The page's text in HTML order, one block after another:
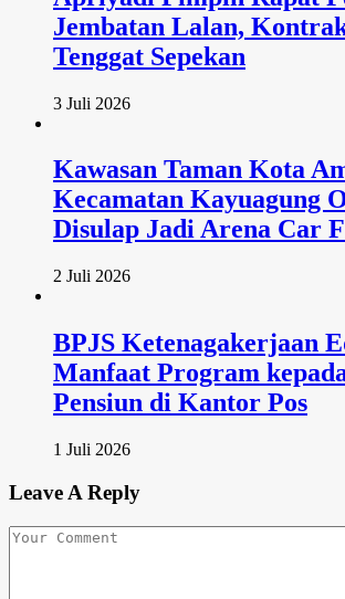
Jembatan Lalan,
Tenggat Sepekan
3 Juli 2026
Kawasan Taman Kota
Kecamatan Kayuagung
Disulap Jadi Arena Car
2 Juli 2026
BPJS Ketenagakerjaan
Manfaat Program
Pensiun di Kantor Pos
1 Juli 2026
Leave A Reply